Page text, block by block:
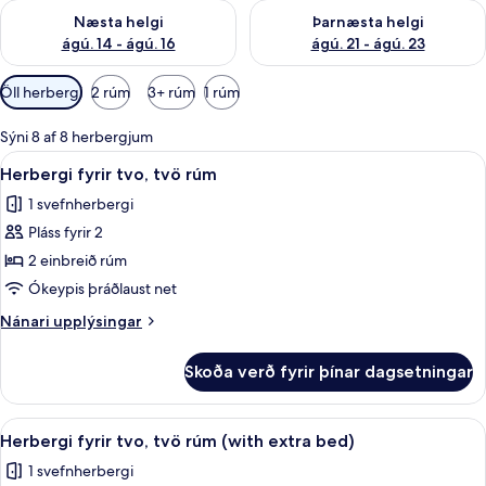
Næsta helgi
ágú. 14 - ágú. 16
Athuga framboð næstu helgi ágú. 14 - ágú. 16
Þarnæsta helgi
ágú. 21 - ágú. 23
Athuga framboð þarnæstu
Síur
í
boði
fyrir
herbergi
Öll herbergi 2 rúm 3+ rúm 1 rúm
Sýni 8 af 8 herbergjum
Skoða
allar
myndir
fyrir
Herbergi
fyrir
tvo,
tvö
Herbergi fyrir tvo, tvö rúm |
7
Herbergi fyrir tvo, tvö rúm
1 svefnherbergi
Pláss fyrir 2
2 einbreið rúm
Ókeypis þráðlaust net
Nánari upplýsingar
Nánari
fyrir
tvo,
tvö
Skoða verð fyrir þínar dagsetningar
Skoða
allar
myndir
Herbergi fyrir tvo, tvö rúm (with
5
Herbergi fyrir tvo, tvö rúm (with extra bed)
1 svefnherbergi